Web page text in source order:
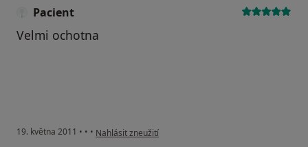
Pacient
Velmi ochotna
19. května 2011 • • • podle názoru uživatele Pacient
Nahlásit zneužití